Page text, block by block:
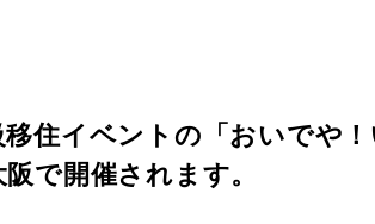
移住イベントの「おいでや
阪で開催されます。